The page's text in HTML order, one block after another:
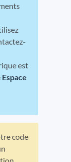
est
Espace
code